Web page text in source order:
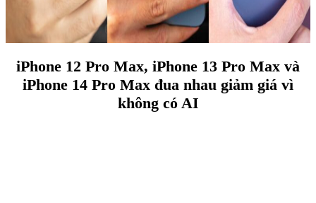
iPhone 12 Pro Max, iPhone 13 Pro Max và
iPhone 14 Pro Max đua nhau giảm giá vì
không có AI